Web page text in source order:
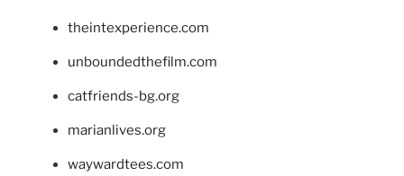
theintexperience.com
unboundedthefilm.com
catfriends-bg.org
marianlives.org
waywardtees.com